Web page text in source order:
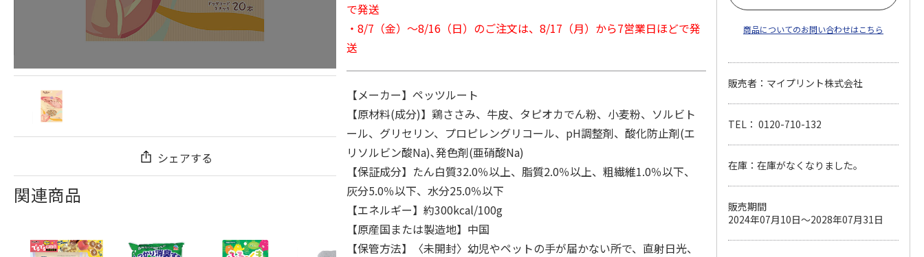
シェアする
関連商品
で発送
・8/7（金）～8/16（日）のご注文は、8/17（月）から7営業日ほどで発
送
【メーカー】ペッツルート
【原材料(成分)】鶏ささみ、牛皮、タピオカでん粉、小麦粉、ソルビト
ール、グリセリン、プロピレングリコール、pH調整剤、酸化防止剤(エ
リソルビン酸Na)､発色剤(亜硝酸Na)
【保証成分】たん白質32.0％以上、脂質2.0％以上、粗繊維1.0％以下、
灰分5.0％以下、水分25.0％以下
【エネルギー】約300kcal/100g
【原産国または製造地】中国
【保管方法】〈未開封〉幼児やペットの手が届かない所で、直射日光、
商品についてのお問い合わせはこちら
販売者：マイプリント株式会社
TEL： 0120-710-132
在庫：在庫がなくなりました。
販売期間
2024年07月10日～2028年07月31日